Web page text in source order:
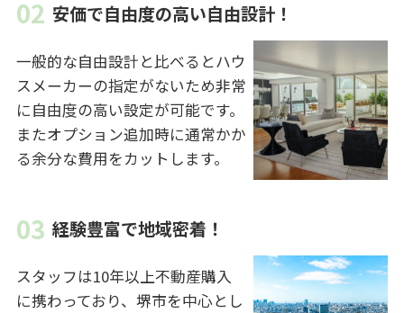
安価で自由度の高い自由設計！
一般的な自由設計と比べるとハウ
スメーカーの指定がないため非常
に自由度の高い設定が可能です。
またオプション追加時に通常かか
る余分な費用をカットします。
経験豊富で地域密着！
スタッフは10年以上不動産購入
に携わっており、堺市を中心とし